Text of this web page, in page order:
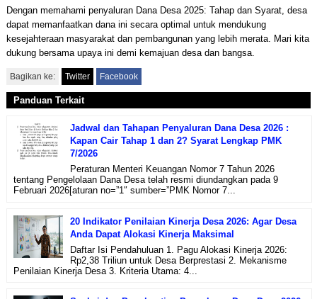
Dengan memahami penyaluran Dana Desa 2025: Tahap dan Syarat, desa
dapat memanfaatkan dana ini secara optimal untuk mendukung
kesejahteraan masyarakat dan pembangunan yang lebih merata. Mari kita
dukung bersama upaya ini demi kemajuan desa dan bangsa.
Bagikan ke: Twitter Facebook
Panduan Terkait
Jadwal dan Tahapan Penyaluran Dana Desa 2026 :
Kapan Cair Tahap 1 dan 2? Syarat Lengkap PMK
7/2026
Peraturan Menteri Keuangan Nomor 7 Tahun 2026
tentang Pengelolaan Dana Desa telah resmi diundangkan pada 9
Februari 2026[aturan no=”1″ sumber=”PMK Nomor 7...
20 Indikator Penilaian Kinerja Desa 2026: Agar Desa
Anda Dapat Alokasi Kinerja Maksimal
Daftar Isi Pendahuluan 1. Pagu Alokasi Kinerja 2026:
Rp2,38 Triliun untuk Desa Berprestasi 2. Mekanisme
Penilaian Kinerja Desa 3. Kriteria Utama: 4...